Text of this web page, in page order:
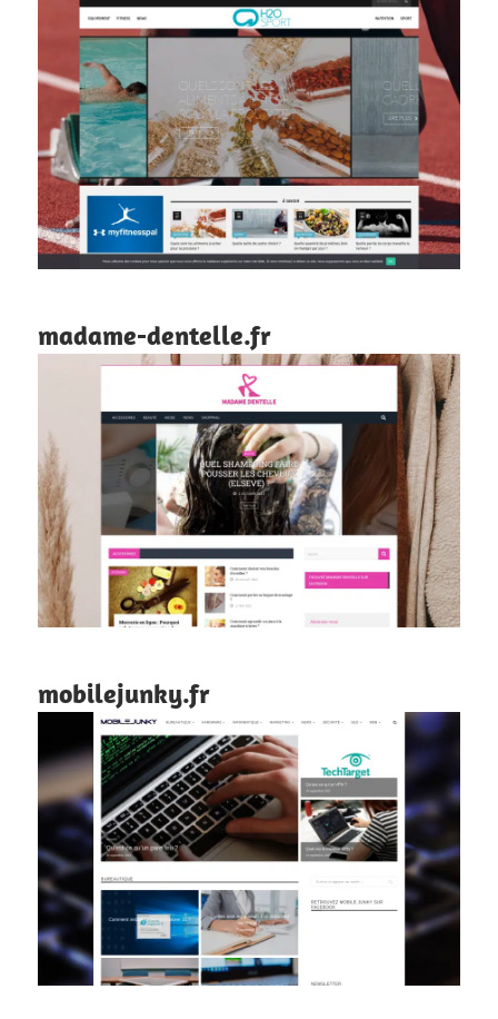
madame-dentelle.fr
mobilejunky.fr